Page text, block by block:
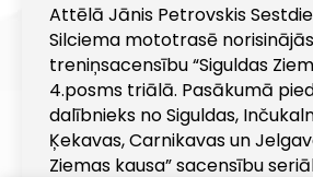
Attēlā Jānis Petrovskis
Silciema mototrasē norisinājās
treniņsacensību “Siguldas
4.posms triālā. Pasākumā
dalībnieks no Siguldas,
Ķekavas, Carnikavas un
Ziemas kausa” sacensību